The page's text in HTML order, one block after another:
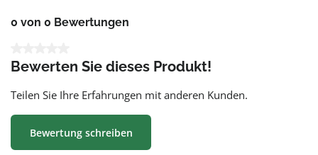
0 von 0 Bewertungen
Bewerten Sie dieses Produkt!
Teilen Sie Ihre Erfahrungen mit anderen Kunden.
Bewertung schreiben